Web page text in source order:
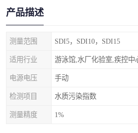
产品描述
测量范围 SDI5，SDI10，SDI15
适用行业
电源电压 手动
检测项目 水质污染指数
测量精度 1%